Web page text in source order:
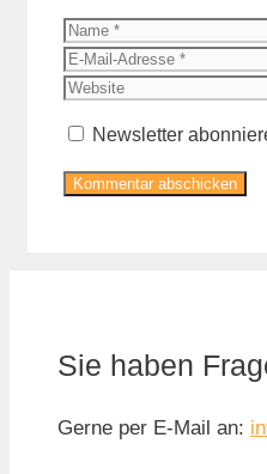
Name
Newsletter
Sie haben
Gerne per E-Mail an: